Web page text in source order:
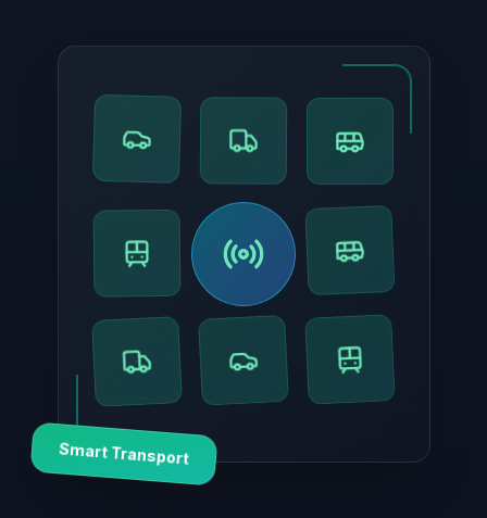
Smart Transport